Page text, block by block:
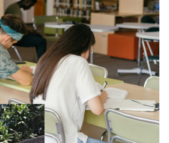
de l’enseignement
l’amplification d’un système
au superfétatoire, voire à…